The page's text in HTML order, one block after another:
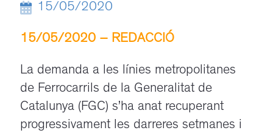
15/05/2020
15/05/2020 – REDACCIÓ
La demanda a les línies metropolitanes
de Ferrocarrils de la Generalitat de
Catalunya (FGC) s’ha anat recuperant
progressivament les darreres setmanes i